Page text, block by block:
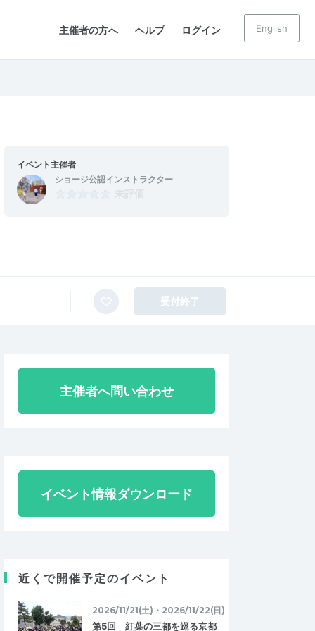
主催者の方へ ヘルプ ログイン English
イベント主催者
ショージ公認インストラクター
受付終了
主催者へ問い合わせ
イベント情報ダウンロード
近くで開催予定のイベント
2026/11/21(土)・2026/11/22(日)
第5回 紅葉の三都を巡る京都